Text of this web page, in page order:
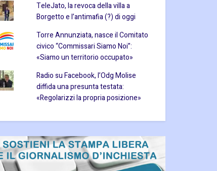
TeleJato, la revoca della villa a
Borgetto e l’antimafia (?) di oggi
Torre Annunziata, nasce il Comitato
civico “Commissari Siamo Noi”:
«Siamo un territorio occupato»
Radio su Facebook, l’Odg Molise
diffida una presunta testata:
«Regolarizzi la propria posizione»